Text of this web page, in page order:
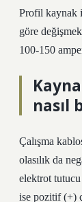
Profil kaynak
göre
100-150
nasıl
Çalışma
olasılık da
elektrot tutucu
ise pozitif (+)